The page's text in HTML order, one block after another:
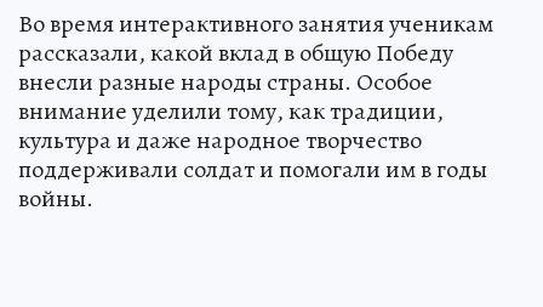
Во время интерактивного занятия ученикам
рассказали, какой вклад в общую Победу
внесли разные народы страны. Особое
внимание уделили тому, как традиции,
культура и даже народное творчество
поддерживали солдат и помогали им в годы
войны.